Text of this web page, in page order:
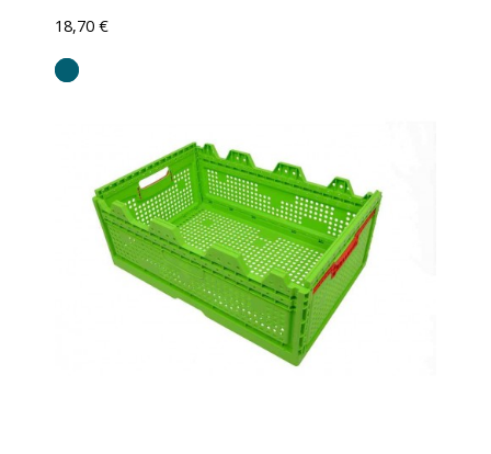
18,70 €